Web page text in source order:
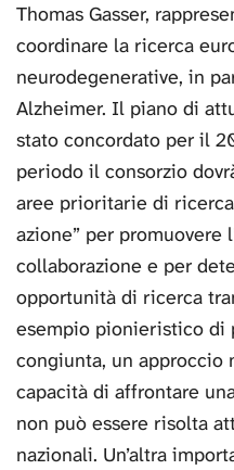
Thomas Gasser,
coordinare la ricerca
neurodegenerative, in
Alzheimer. Il piano di
stato concordato per il
periodo il consorzio
aree prioritarie di
azione” per promuovere
collaborazione e per
opportunità di ricerca
esempio pionieristico di
congiunta, un approccio
capacità di affrontare
non può essere risolta
nazionali. Un’altra